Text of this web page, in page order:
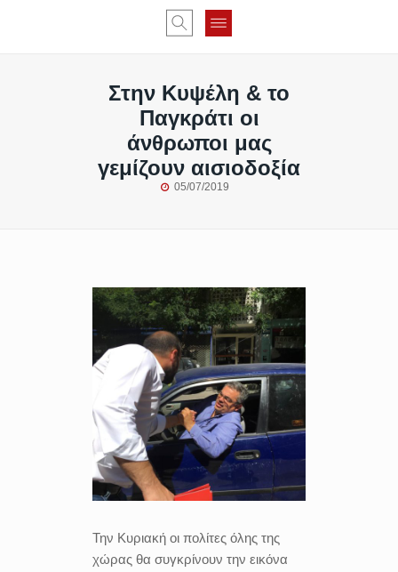
Στην Κυψέλη & το
Παγκράτι οι
άνθρωποι μας
γεμίζουν αισιοδοξία
05/07/2019
Την Κυριακή οι πολίτες όλης της
χώρας θα συγκρίνουν την εικόνα